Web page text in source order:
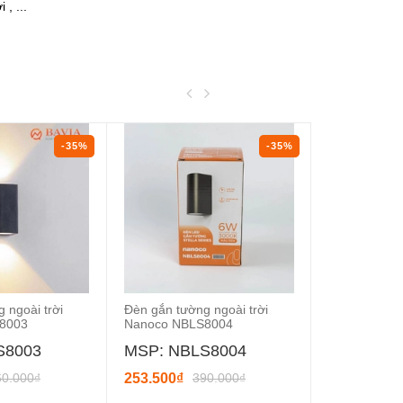
...
-35%
ngoài trời
-35%
Đèn gắn tường ngoài trời
Nanoco NBLS8004
MSP: NBLS8004
253.500₫ 390.000₫